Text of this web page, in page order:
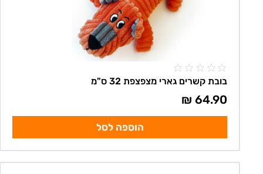
בובת קשרים גארי מצפצפת 32 ס"מ
64.90
₪
הוספה לסל